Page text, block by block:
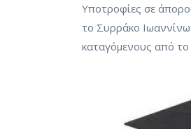
Υποτροφίες σε
το Συρράκο
καταγόμενους από